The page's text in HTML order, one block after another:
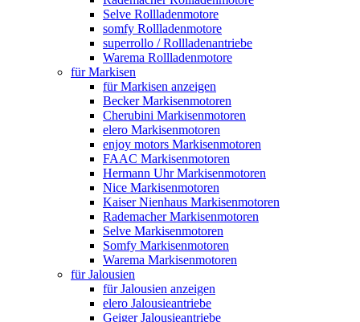
Selve Rollladenmotore
somfy Rollladenmotore
superrollo / Rollladenantriebe
Warema Rollladenmotore
für Markisen
für Markisen anzeigen
Becker Markisenmotoren
Cherubini Markisenmotoren
elero Markisenmotoren
enjoy motors Markisenmotoren
FAAC Markisenmotoren
Hermann Uhr Markisenmotoren
Nice Markisenmotoren
Kaiser Nienhaus Markisenmotoren
Rademacher Markisenmotoren
Selve Markisenmotoren
Somfy Markisenmotoren
Warema Markisenmotoren
für Jalousien
für Jalousien anzeigen
elero Jalousieantriebe
Geiger Jalousieantriebe